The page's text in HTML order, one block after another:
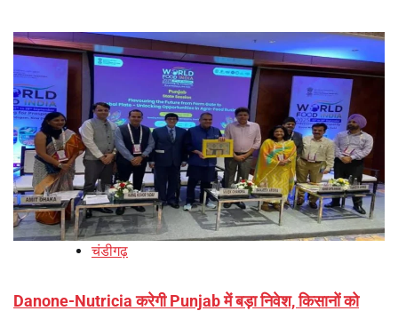
चंडीगढ़
Danone-Nutricia करेगी Punjab में बड़ा निवेश, किसानों को